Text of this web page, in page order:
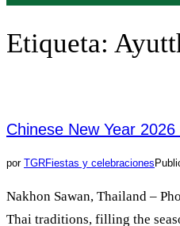
Etiqueta:
Chinese New Year
por TGRFiestas y celebraciones
Nakhon Sawan, Thailand –
Thai traditions, filling the